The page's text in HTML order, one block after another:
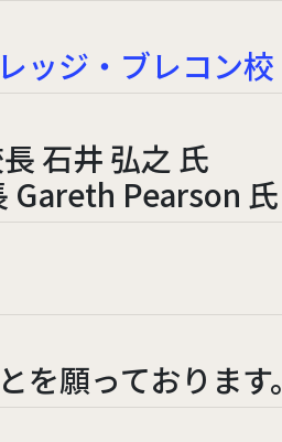
ッジ・ブレコン校
石井 弘之 氏
Gareth Pearson 氏
願っております。